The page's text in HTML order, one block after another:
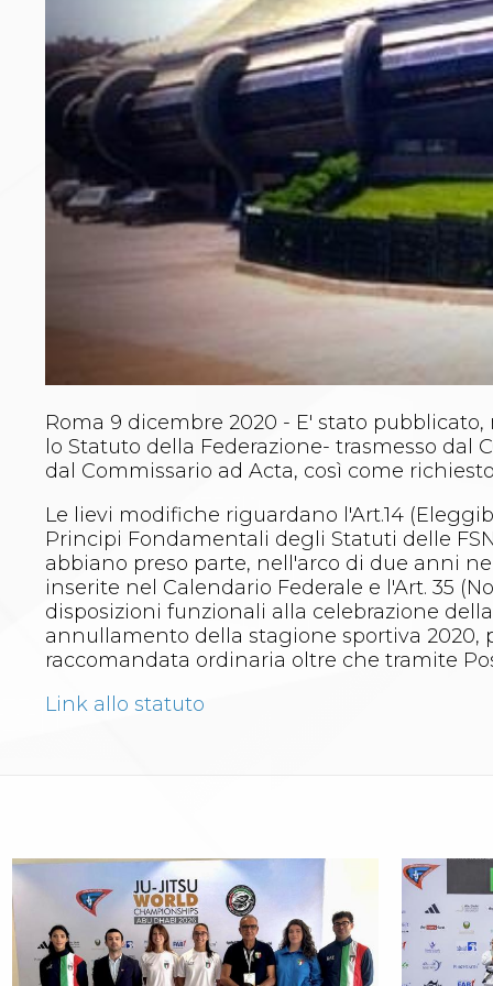
Archivio eventi
Dove siamo
Comitati Regionali
Società
La Federazione
Cerca Società Sportive
Rassegna stampa
Pubblicazioni FIJLKAM
Libreria FIJLKAM
Athlon.net
Rivista ATHLON
Galleria Fotografica
Partners
Trasparenza
Amministrazione
Avvisi
Gare d’Appalto
Judo
La disciplina
News
Attività Didattica
Gare e Risultati
Albi Federali
Arbitri
La disciplina
La disciplina
News
Gare e Risultati
Attività Didattica
Albi Federali
Roma 9 dicembre 2020 - E' stato
lo Statuto della Federazione- trasmesso
dal Commissario ad Acta, così come
Le lievi modifiche riguardano l'Art.14
Principi Fondamentali degli Statuti delle
abbiano preso parte, nell'arco di due anni
inserite nel Calendario Federale e l'Art. 35
disposizioni funzionali alla celebrazione
annullamento della stagione sportiva 2020,
raccomandata ordinaria oltre che tramite
Link allo statuto